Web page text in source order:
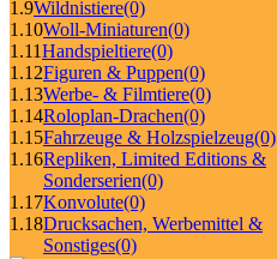
1.9Wildnistiere(0)
1.10Woll-Miniaturen(0)
1.11Handspieltiere(0)
1.12Figuren & Puppen(0)
1.13Werbe- & Filmtiere(0)
1.14Roloplan-Drachen(0)
1.15Fahrzeuge & Holzspielzeug(0)
1.16Repliken, Limited Editions &
Sonderserien(0)
1.17Konvolute(0)
1.18Drucksachen, Werbemittel &
Sonstiges(0)